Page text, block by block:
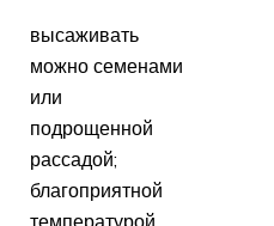
высаживать
можно семенами
или
подрощенной
рассадой;
благоприятной